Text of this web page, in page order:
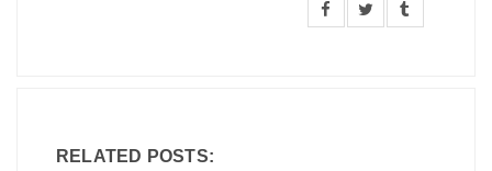
RELATED POSTS: